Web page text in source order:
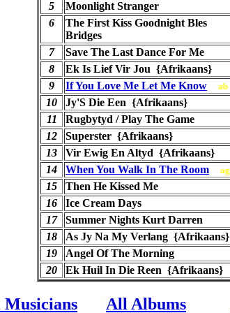
5 Moonlight Stranger
6
The First Kiss Goodnight Bles
Bridges
7 Save The Last Dance For Me
8
Ek Is Lief Vir Jou {Afrikaans}
9
If You Love Me Let Me Know ab
10
Jy'S Die Een {Afrikaans}
11
Rugbytyd / Play The Game
12
Superster {Afrikaans}
13
Vir Ewig En Altyd {Afrikaans}
14
When You Walk In The Room ag
15
Then He Kissed Me
16
Ice Cream Days
17
Summer Nights Kurt Darren
18
As Jy Na My Verlang {Afrikaans}
19
Angel Of The Morning
20
Ek Huil In Die Reen {Afrikaans}
All Albums